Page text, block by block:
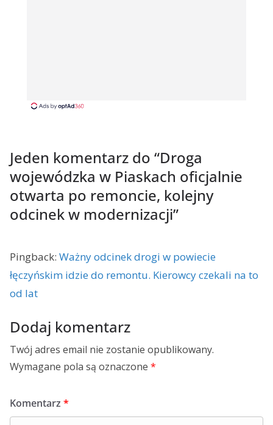
Jeden komentarz do “Droga
wojewódzka w Piaskach oficjalnie
otwarta po remoncie, kolejny
odcinek w modernizacji”
Pingback: Ważny odcinek drogi w powiecie
łęczyńskim idzie do remontu. Kierowcy czekali na to
od lat
Dodaj komentarz
Twój adres email nie zostanie opublikowany.
Wymagane pola są oznaczone *
Komentarz *